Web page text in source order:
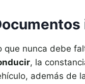
que nunca debe
, la
además de